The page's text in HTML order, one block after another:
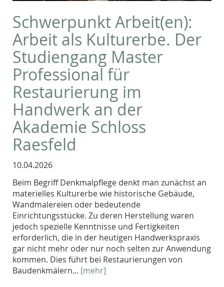
Schwerpunkt Arbeit(en):
Arbeit als Kulturerbe. Der
Studiengang Master
Professional für
Restaurierung im
Handwerk an der
Akademie Schloss
Raesfeld
10.04.2026
Beim Begriff Denkmalpflege denkt man zunächst an
materielles Kulturerbe wie historische Gebäude,
Wandmalereien oder bedeutende
Einrichtungsstücke. Zu deren Herstellung waren
jedoch spezielle Kenntnisse und Fertigkeiten
erforderlich, die in der heutigen Handwerkspraxis
gar nicht mehr oder nur noch selten zur Anwendung
kommen. Dies führt bei Restaurierungen von
Baudenkmälern... [mehr]